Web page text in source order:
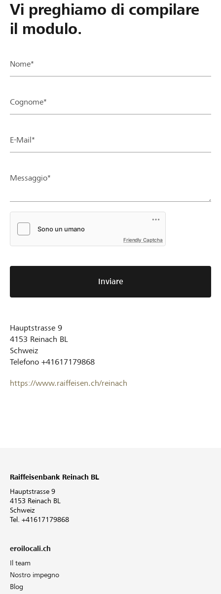
Vi preghiamo di compilare
il modulo.
Nome*
Cognome*
E-Mail*
Messaggio*
Friendly Captcha
Inviare
Hauptstrasse 9
4153 Reinach BL
Schweiz
Telefono +41617179868
https://www.raiffeisen.ch/reinach
Raiffeisenbank Reinach BL
Hauptstrasse 9
4153 Reinach BL
Schweiz
Tel. +41617179868
eroilocali.ch
Il team
Nostro impegno
Blog